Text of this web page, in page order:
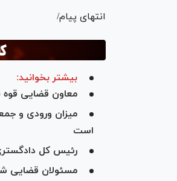
انتهای پیام/
بیشتر بخوانید:
معاون قضایی قوه
است
رئیس کل